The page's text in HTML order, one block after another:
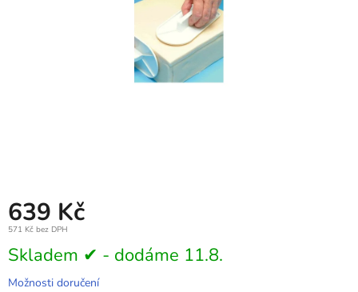
639 Kč
571 Kč bez DPH
Měrná
cena:
Skladem ✔ - dodáme 11.8.
Možnosti doručení